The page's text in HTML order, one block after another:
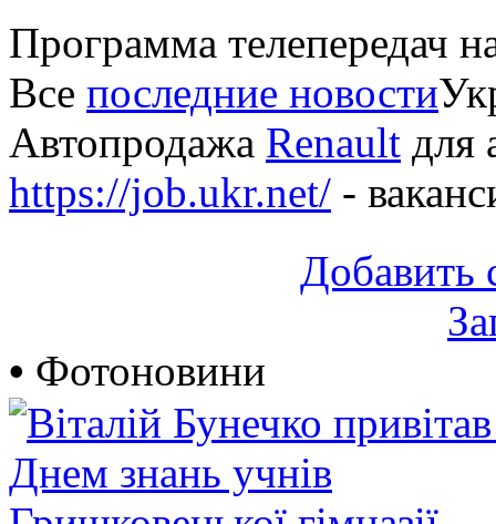
Программа телепередач
Все последние новости
Автопродажа Renault для
https://job.ukr.net/ -
Добавить
• Фотоновини